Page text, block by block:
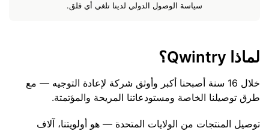
سياسة الوصول الدولي لدينا تلغي أي قلق.
لماذا Qwintry؟
خلال 16 سنة أصبحنا أكبر وأوثق شركة لإعادة التوجيه — مع
طرق توصيلنا الخاصة ومستودعاتنا المريحة والمؤتمتة.
توصيل المنتجات من الولايات المتحدة — هو أولويتنا، آلاف